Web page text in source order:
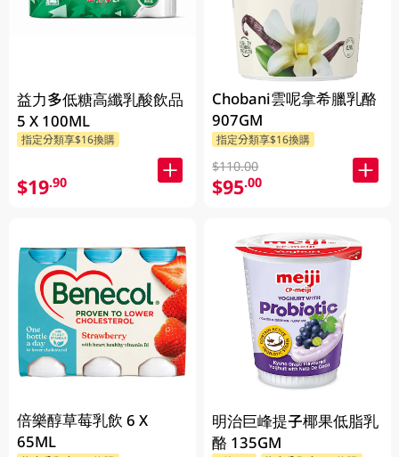
益力多低糖高纖乳酸飲品
5 X 100ML
指定分類享$16換購
$19.90
倍樂醇草莓乳飲 6 X
65ML
Chobani雲呢拿希臘乳酪
907GM
指定分類享$16換購
$110.00
$95.00
明治巨峰提子椰果低脂乳
酪 135GM